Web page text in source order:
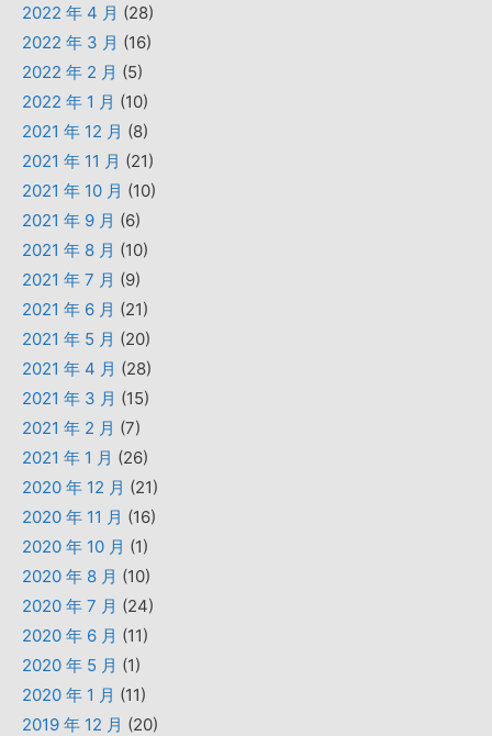
2022 年 4 月 (28)
2022 年 3 月 (16)
2022 年 2 月 (5)
2022 年 1 月 (10)
2021 年 12 月 (8)
2021 年 11 月 (21)
2021 年 10 月 (10)
2021 年 9 月 (6)
2021 年 8 月 (10)
2021 年 7 月 (9)
2021 年 6 月 (21)
2021 年 5 月 (20)
2021 年 4 月 (28)
2021 年 3 月 (15)
2021 年 2 月 (7)
2021 年 1 月 (26)
2020 年 12 月 (21)
2020 年 11 月 (16)
2020 年 10 月 (1)
2020 年 8 月 (10)
2020 年 7 月 (24)
2020 年 6 月 (11)
2020 年 5 月 (1)
2020 年 1 月 (11)
2019 年 12 月 (20)